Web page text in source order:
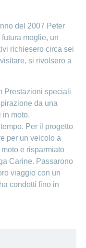
del 2007 Peter
moglie, un
richiesero circa sei
si rivolsero a
Prestazioni speciali
da una
in moto.
Per il progetto
per un veicolo a
e risparmiato
Carine. Passarono
viaggio con un
condotti fino in